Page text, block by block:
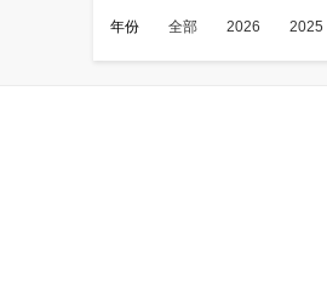
年份 全部 2026 2025